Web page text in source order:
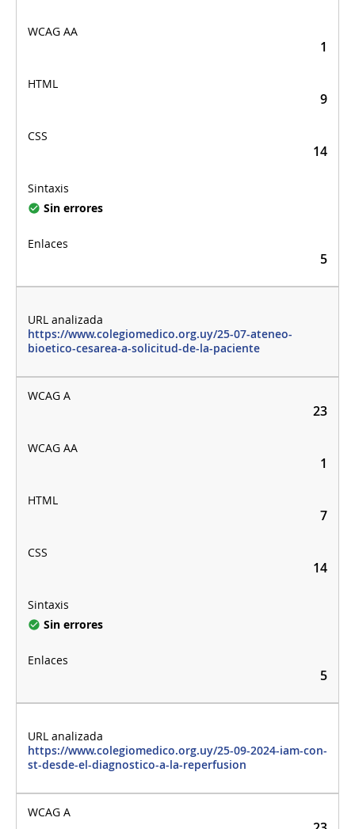
1
9
14
Sin errores
5
https://www.colegiomedico.org.uy/25-07-ateneo-
bioetico-cesarea-a-solicitud-de-la-paciente
23
1
7
14
Sin errores
5
https://www.colegiomedico.org.uy/25-09-2024-iam-con-
st-desde-el-diagnostico-a-la-reperfusion